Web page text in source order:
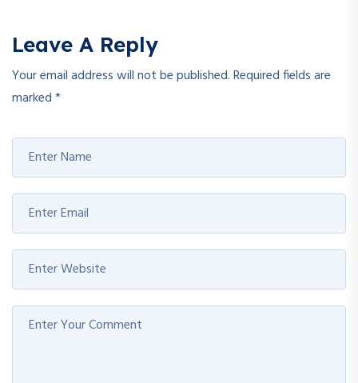
Leave A Reply
Your email address will not be published.Required fields are
marked*